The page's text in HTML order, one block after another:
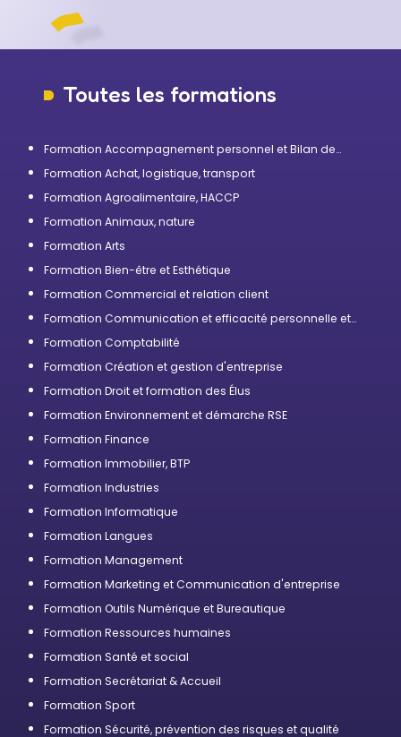
Toutes les formations
Formation Accompagnement personnel et Bilan de
Formation Achat, logistique, transport
Formation Agroalimentaire, HACCP
Formation Animaux, nature
Formation Arts
Formation Bien-être et Esthétique
Formation Commercial et relation client
Formation Communication et efficacité personnelle et
Formation Comptabilité
Formation Création et gestion d'entreprise
Formation Droit et formation des Élus
Formation Environnement et démarche RSE
Formation Finance
Formation Immobilier, BTP
Formation Industries
Formation Informatique
Formation Langues
Formation Management
Formation Marketing et Communication d'entreprise
Formation Outils Numérique et Bureautique
Formation Ressources humaines
Formation Santé et social
Formation Secrétariat & Accueil
Formation Sport
Formation Sécurité, prévention des risques et qualité